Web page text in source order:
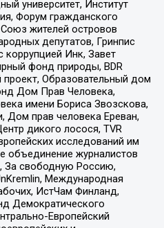
университет, Институт
Форум гражданского
жителей островов
депутатов, Гринпис
Инк, Завет
фонд природы, BDR
проект, Образовательный дом
Дом Прав Человека,
имени Бориса Звозскова,
Дом прав человека Ереван,
дикого лосося, TVR
исследований им
объединение журналистов
За свободную Россию,
Международная
ИстЧам Финланд,
Демократического
Европейский